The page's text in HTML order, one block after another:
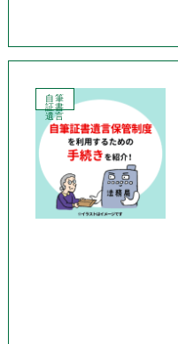
自筆
証書
遺言